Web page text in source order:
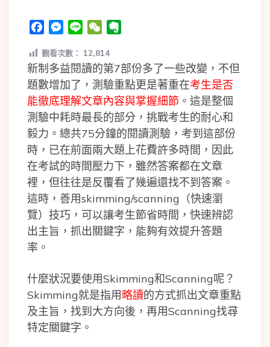
FacebookMessenger
Line WeChat
觀看次數： 12,814
新制多益閱讀的第7部份多了一些改變，不但
題數增加了，測驗重點更是著重在考生是否
能徹底理解文章內容與掌握細節 。這是整個
測驗中耗時最長的部分，挑戰考生的耐心和
毅力。總共75分鐘的閱讀測驗，考到這部份
時，已在前面兩大題上花費許多時間，因此
在考試的時間壓力下，雖然答案都在文章
裡，但往往是反覆看了幾遍還找不到答案。
這時，善用skimming/scanning（快速瀏
覽）技巧，可以讓考生節省時間，快速辨認
出主旨，抓出關鍵字，能夠有效提升答題
率。
什麼狀況要使用Skimming和Scanning呢？
Skimming就是指用略讀的方式抓出文章重點
及主旨，找到大方向後，再用Scanning找尋
特定關鍵字。